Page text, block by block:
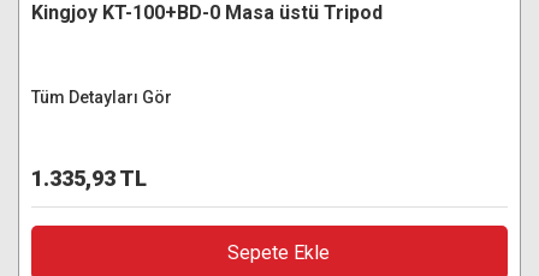
Kingjoy KT-100+BD-0 Masa üstü Tripod
Tüm Detayları Gör
1.335,93 TL
Sepete Ekle